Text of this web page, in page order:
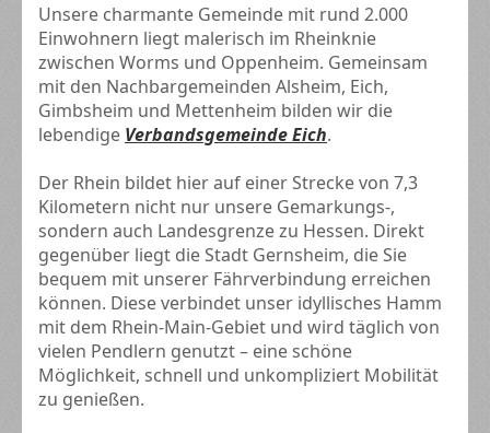
Unsere charmante Gemeinde mit rund 2.000
Einwohnern liegt malerisch im Rheinknie
zwischen Worms und Oppenheim. Gemeinsam
mit den Nachbargemeinden Alsheim, Eich,
Gimbsheim und Mettenheim bilden wir die
lebendige Verbandsgemeinde Eich.
Der Rhein bildet hier auf einer Strecke von 7,3
Kilometern nicht nur unsere Gemarkungs-,
sondern auch Landesgrenze zu Hessen. Direkt
gegenüber liegt die Stadt Gernsheim, die Sie
bequem mit unserer Fährverbindung erreichen
können. Diese verbindet unser idyllisches Hamm
mit dem Rhein-Main-Gebiet und wird täglich von
vielen Pendlern genutzt – eine schöne
Möglichkeit, schnell und unkompliziert Mobilität
zu genießen.